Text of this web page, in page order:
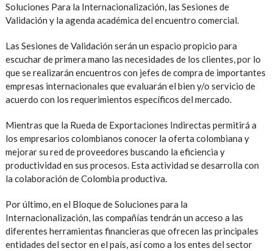
Soluciones Para la Internacionalización, las Sesiones de
Validación y la agenda académica del encuentro comercial.
Las Sesiones de Validación serán un espacio propicio para
escuchar de primera mano las necesidades de los clientes, por lo
que se realizarán encuentros con jefes de compra de importantes
empresas internacionales que evaluarán el bien y/o servicio de
acuerdo con los requerimientos específicos del mercado.
Mientras que la Rueda de Exportaciones Indirectas permitirá a
los empresarios colombianos conocer la oferta colombiana y
mejorar su red de proveedores buscando la eficiencia y
productividad en sus procesos. Esta actividad se desarrolla con
la colaboración de Colombia productiva.
Por último, en el Bloque de Soluciones para la
Internacionalización, las compañías tendrán un acceso a las
diferentes herramientas financieras que ofrecen las principales
entidades del sector en el país, así como a los entes del sector